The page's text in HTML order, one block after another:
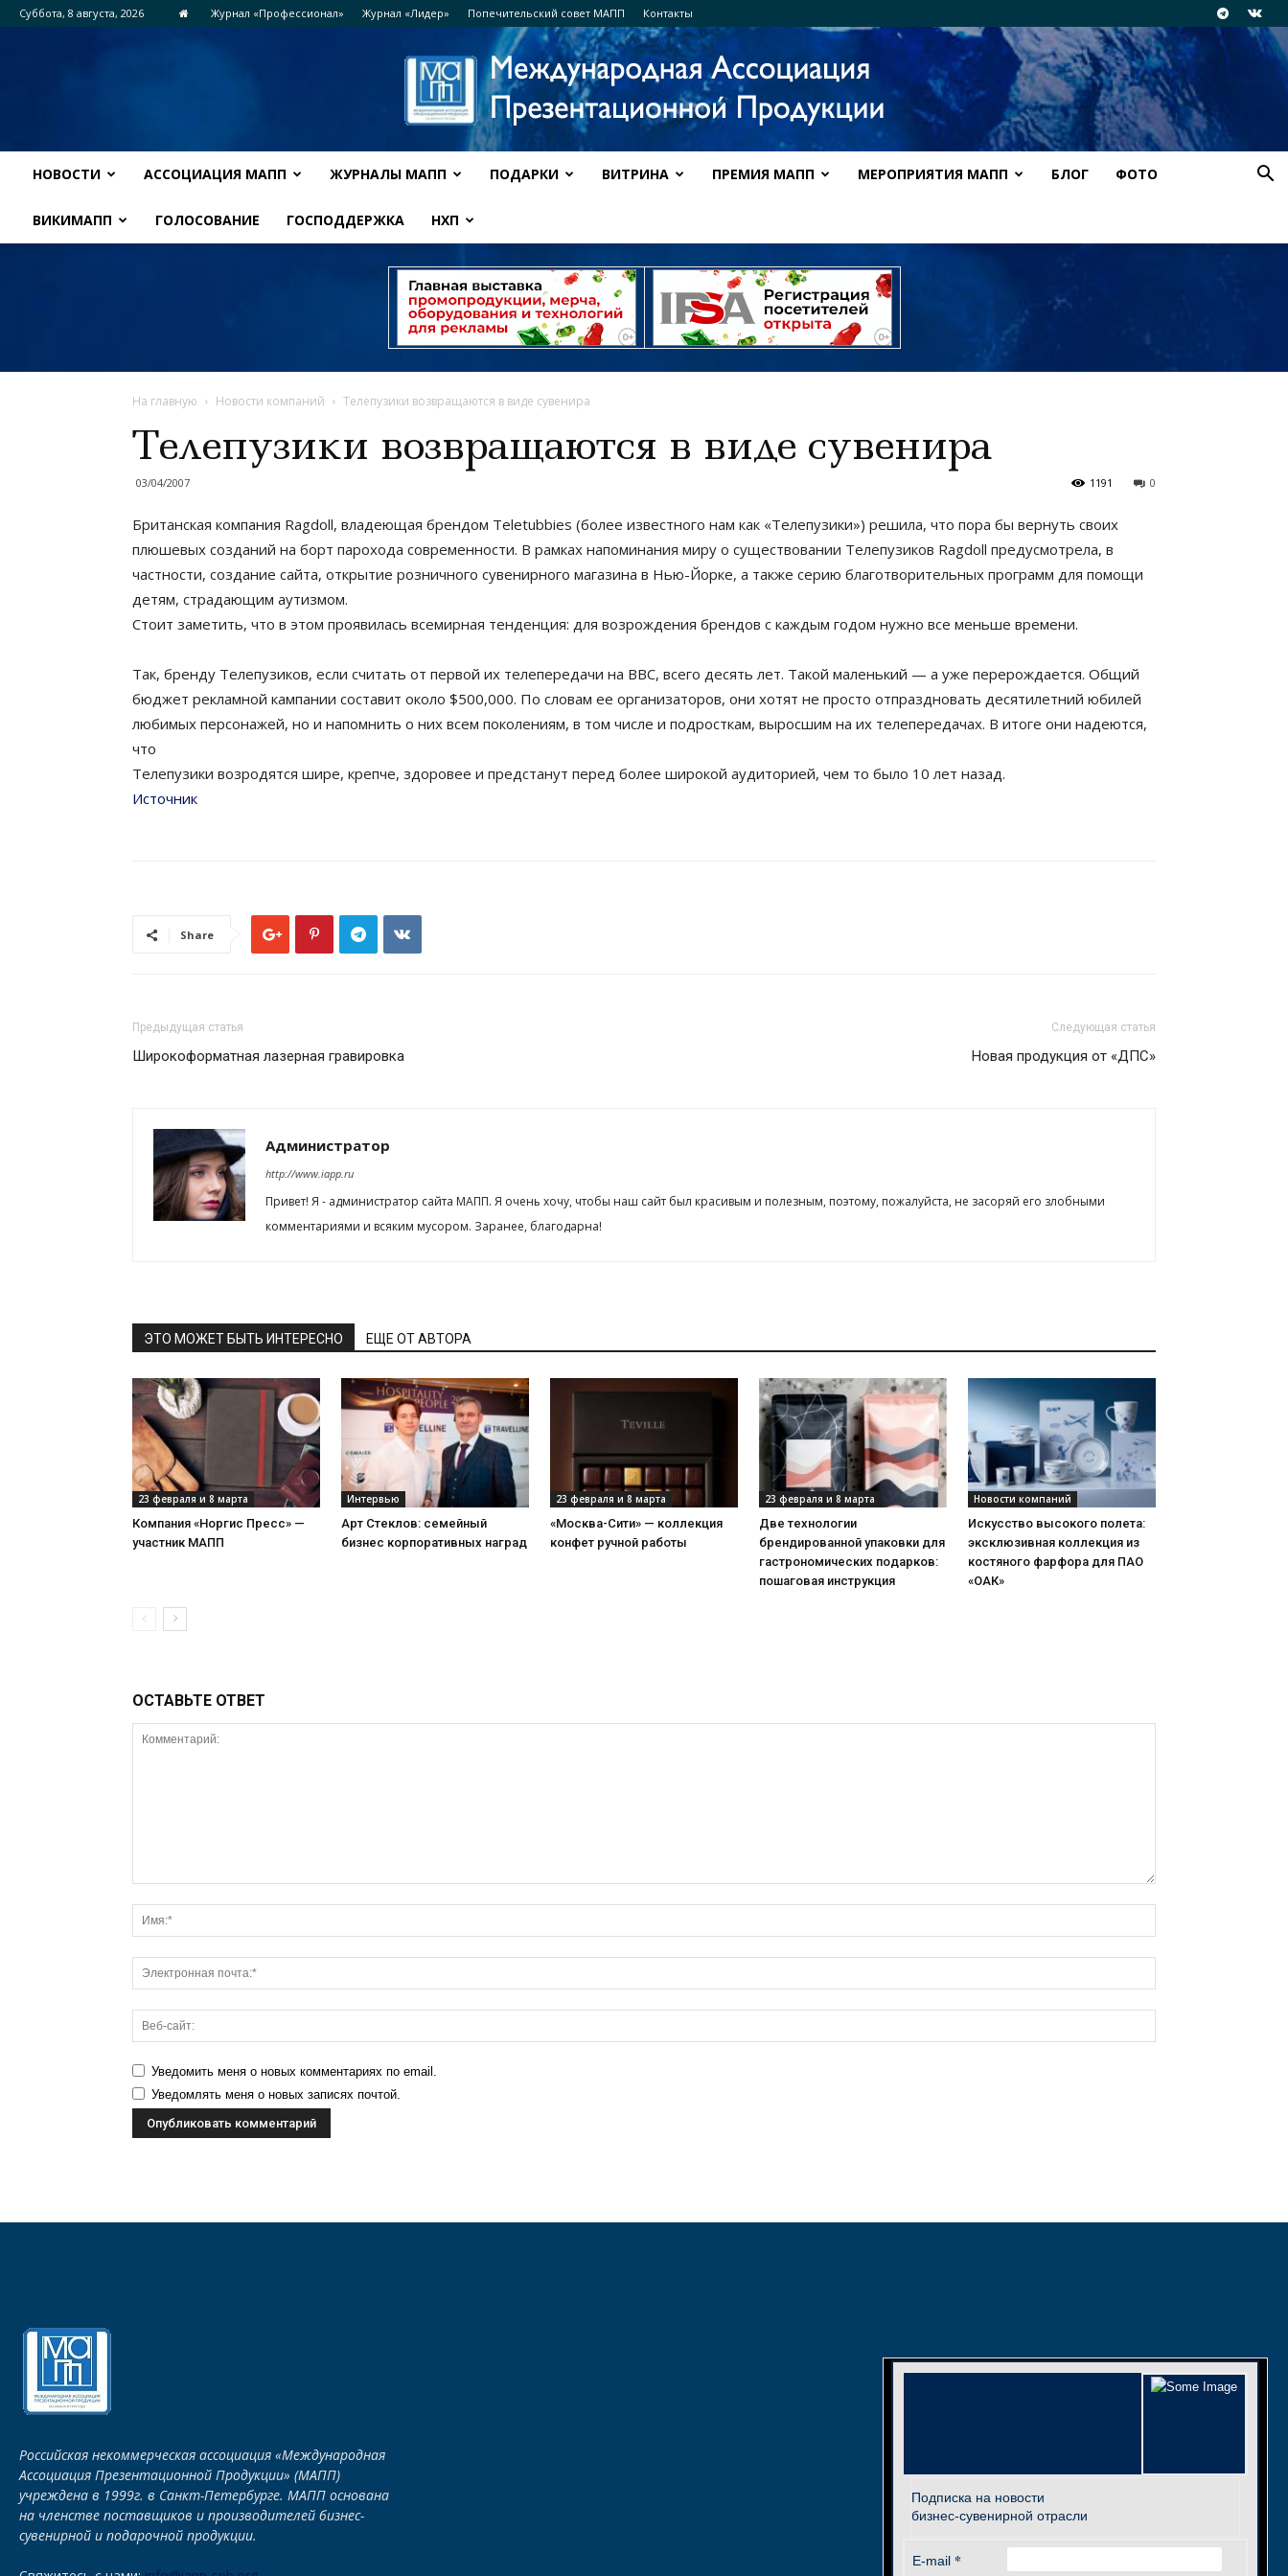
Суббота, 8 августа, 2026 Журнал «Профессионал» Журнал «Лидер» Попечительский совет МАПП Контакты
НОВОСТИ АССОЦИАЦИЯ МАПП ЖУРНАЛЫ МАПП ПОДАРКИ ВИТРИНА ПРЕМИЯ МАПП МЕРОПРИЯТИЯ МАПП БЛОГ ФОТО
ВИКИМАПП ГОЛОСОВАНИЕ ГОСПОДДЕРЖКА НХП
На главную Новости компаний Телепузики возвращаются в виде сувенира
Телепузики возвращаются в виде сувенира
03/04/2007 0
1191
Британская компания Ragdoll, владеющая брендом Teletubbies (более известного нам как «Телепузики») решила, что пора бы вернуть своих
плюшевых созданий на борт парохода современности. В рамках напоминания миру о существовании Телепузиков Ragdoll предусмотрела, в
частности, создание сайта, открытие розничного сувенирного магазина в Нью-Йорке, а также серию благотворительных программ для помощи
детям, страдающим аутизмом.
Стоит заметить, что в этом проявилась всемирная тенденция: для возрождения брендов с каждым годом нужно все меньше времени.
Так, бренду Телепузиков, если считать от первой их телепередачи на BBC, всего десять лет. Такой маленький — а уже перерождается. Общий
бюджет рекламной кампании составит около $500,000. По словам ее организаторов, они хотят не просто отпраздновать десятилетний юбилей
любимых персонажей, но и напомнить о них всем поколениям, в том числе и подросткам, выросшим на их телепередачах. В итоге они надеются,
что
Телепузики возродятся шире, крепче, здоровее и предстанут перед более широкой аудиторией, чем то было 10 лет назад.
Источник
Share
Предыдущая статья
Широкоформатная лазерная гравировка
Следующая статья
Новая продукция от «ДПС»
Администратор
http://www.iapp.ru
Привет! Я - администратор сайта МАПП. Я очень хочу, чтобы наш сайт был красивым и полезным, поэтому, пожалуйста, не засоряй его злобными
комментариями и всяким мусором. Заранее, благодарна!
ЭТО МОЖЕТ БЫТЬ ИНТЕРЕСНО ЕЩЕ ОТ АВТОРА
23 февраля и 8 марта
Компания «Норгис Пресс» —
участник МАПП
Интервью
Арт Стеклов: семейный
бизнес корпоративных наград
23 февраля и 8 марта
«Москва-Сити» — коллекция
конфет ручной работы
23 февраля и 8 марта
Две технологии
брендированной упаковки для
гастрономических подарков:
пошаговая инструкция
Новости компаний
Искусство высокого полета:
эксклюзивная коллекция из
костяного фарфора для ПАО
«ОАК»
ОСТАВЬТЕ ОТВЕТ
Уведомить меня о новых комментариях по email.
Уведомлять меня о новых записях почтой.
Российская некоммерческая ассоциация «Международная
Ассоциация Презентационной Продукции» (МАПП)
учреждена в 1999г. в Санкт-Петербурге. МАПП основана
на членстве поставщиков и производителей бизнес-
сувенирной и подарочной продукции.
Подписка на новости
бизнес-сувенирной отрасли
E-mail *